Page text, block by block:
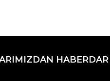
için teşekkür ederiz.
bozuk veya görüntülenemiyor.